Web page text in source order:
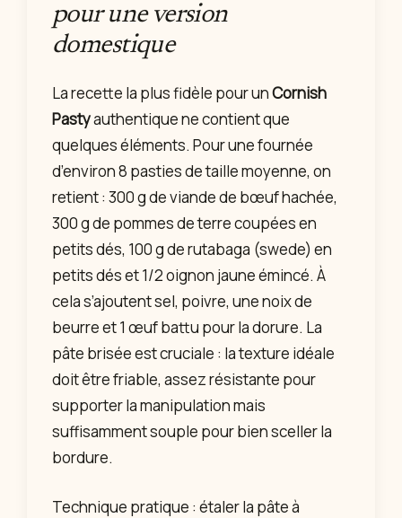
pour une version
domestique
La recette la plus fidèle pour unCornish
Pastyauthentique ne contient que
quelques éléments. Pour une fournée
d’environ 8 pasties de taille moyenne, on
retient : 300 g de viande de bœuf hachée,
300 g de pommes de terre coupées en
petits dés, 100 g de rutabaga (swede) en
petits dés et 1/2 oignon jaune émincé. À
cela s’ajoutent sel, poivre, une noix de
beurre et 1 œuf battu pour la dorure. La
pâte brisée est cruciale : la texture idéale
doit être friable, assez résistante pour
supporter la manipulation mais
suffisamment souple pour bien sceller la
bordure.
Technique pratique : étaler la pâte à